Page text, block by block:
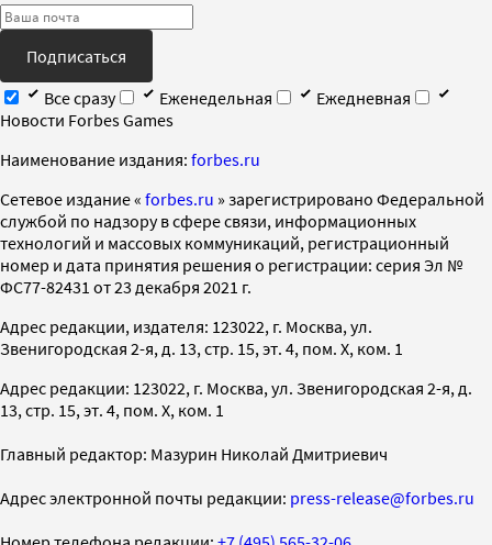
Подписаться
Все сразу
Еженедельная
Ежедневная
Новости Forbes Games
Наименование издания: forbes.ru
Cетевое издание « forbes.ru » зарегистрировано Федеральной
службой по надзору в сфере связи, информационных
технологий и массовых коммуникаций, регистрационный
номер и дата принятия решения о регистрации: серия Эл №
ФС77-82431 от 23 декабря 2021 г.
Адрес редакции, издателя: 123022, г. Москва, ул.
Звенигородская 2-я, д. 13, стр. 15, эт. 4, пом. X, ком. 1
Адрес редакции: 123022, г. Москва, ул. Звенигородская 2-я, д.
13, стр. 15, эт. 4, пом. X, ком. 1
Главный редактор: Мазурин Николай Дмитриевич
Адрес электронной почты редакции: press-release@forbes.ru